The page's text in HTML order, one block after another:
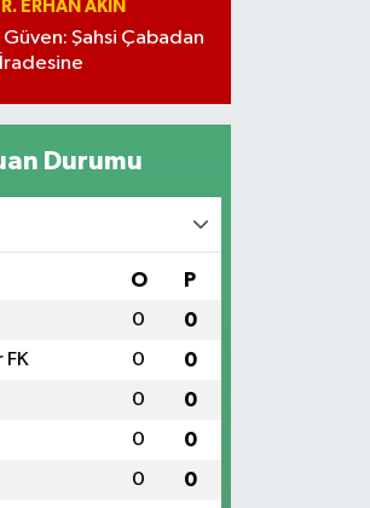
ERHAN AKIN
Şahsi Çabadan
Durumu
O P
0 0
FK 0 0
0 0
0 0
0 0